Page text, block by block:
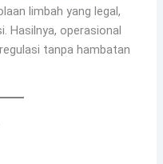
limbah yang legal,
Hasilnya, operasional
tanpa hambatan